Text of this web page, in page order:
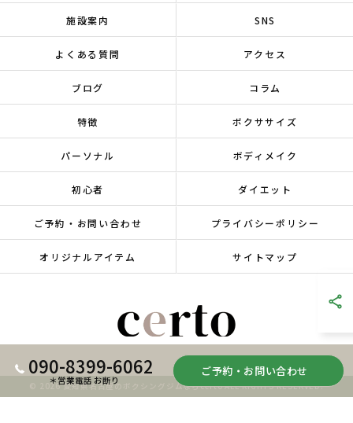
090-8399-6062
＊営業電話 お断り
ご予約・お問い合わせ
施設案内 SNS
よくある質問 アクセス
ブログ コラム
特徴 ボクササイズ
パーソナル ボディメイク
初心者 ダイエット
ご予約・お問い合わせ プライバシーポリシー
オリジナルアイテム サイトマップ
© 2026 愛知県名古屋のボクシングジムならcerto ALL RIGHTS RESERVED.